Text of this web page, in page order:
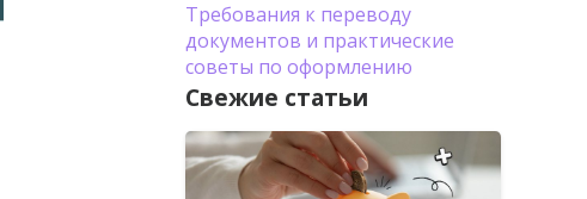
Требования к переводу
документов и практические
советы по оформлению
Свежие статьи